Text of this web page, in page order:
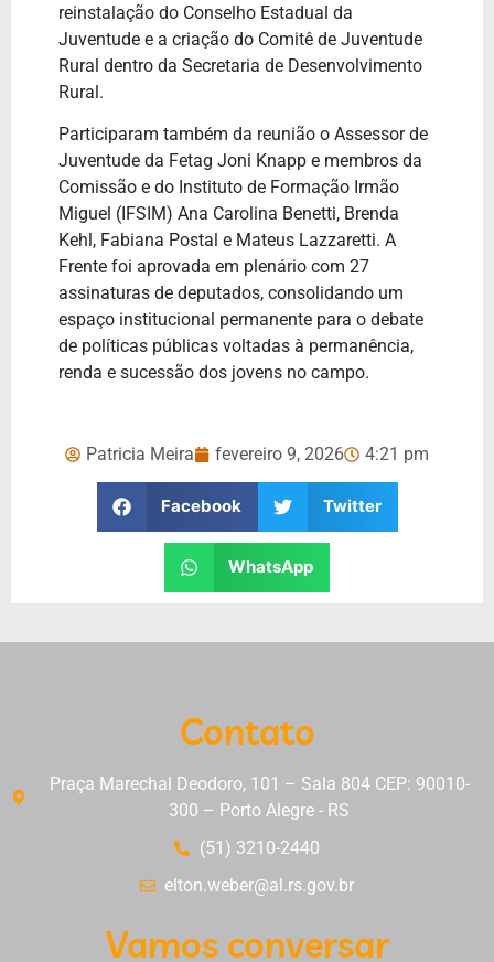
reinstalação do Conselho Estadual da
Juventude e a criação do Comitê de Juventude
Rural dentro da Secretaria de Desenvolvimento
Rural.
Participaram também da reunião o Assessor de
Juventude da Fetag Joni Knapp e membros da
Comissão e do Instituto de Formação Irmão
Miguel (IFSIM) Ana Carolina Benetti, Brenda
Kehl, Fabiana Postal e Mateus Lazzaretti. A
Frente foi aprovada em plenário com 27
assinaturas de deputados, consolidando um
espaço institucional permanente para o debate
de políticas públicas voltadas à permanência,
renda e sucessão dos jovens no campo.
Patricia Meira fevereiro 9, 2026 4:21 pm
Facebook Twitter
WhatsApp
Contato
Praça Marechal Deodoro, 101 – Sala 804 CEP: 90010-
300 – Porto Alegre - RS
(51) 3210-2440
elton.weber@al.rs.gov.br
Vamos conversar